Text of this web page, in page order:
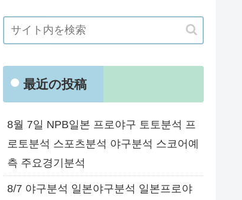
最近の投稿
8월 7일 NPB일본 프로야구 토토분석 프
로토분석 스포츠분석 야구분석 스코어예
측 주요경기분석
8/7 야구분석 일본야구분석 일본프로야